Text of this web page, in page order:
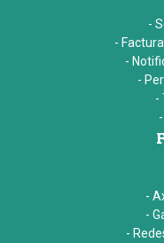
-
-
-
-
-
-
-
-